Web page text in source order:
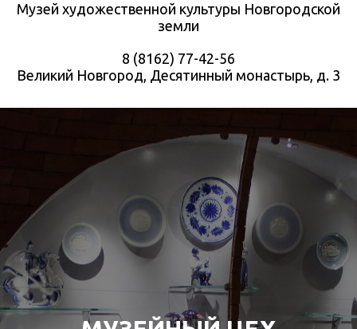
Музей художественной культуры Новгородской
земли
8 (8162) 77-42-56
Великий Новгород, Десятинный монастырь, д. 3
МУЗЕЙНО-
МЕМОРИАЛЬНЫЙ